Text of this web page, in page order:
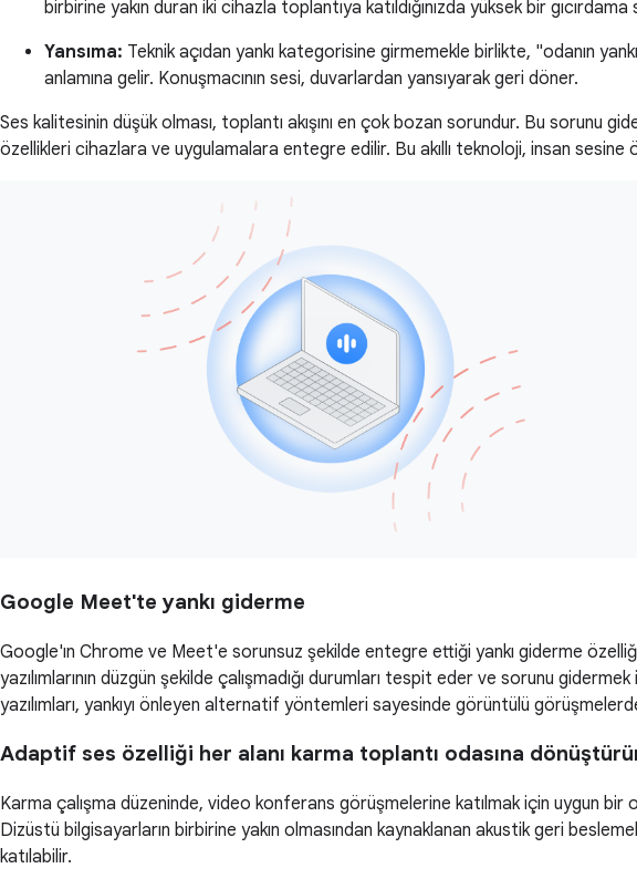
birbirine yakın duran iki cihazla toplantıya katıldığınızda yüksek bir gıcırdama
Yansıma: Teknik açıdan yankı kategorisine girmemekle birlikte, "odanın
anlamına gelir. Konuşmacının sesi, duvarlardan yansıyarak geri döner.
Ses kalitesinin düşük olması, toplantı akışını en çok bozan sorundur. Bu sorunu
özellikleri cihazlara ve uygulamalara entegre edilir. Bu akıllı teknoloji, insan
Google Meet'te yankı giderme
Google'ın Chrome ve Meet'e sorunsuz şekilde entegre ettiği yankı giderme
yazılımlarının düzgün şekilde çalışmadığı durumları tespit eder ve sorunu
yazılımları, yankıyı önleyen alternatif yöntemleri sayesinde görüntülü
Adaptif ses özelliği her alanı karma toplantı odasına
Karma çalışma düzeninde, video konferans görüşmelerine katılmak için uygun bir
Dizüstü bilgisayarların birbirine yakın olmasından kaynaklanan akustik geri
katılabilir.